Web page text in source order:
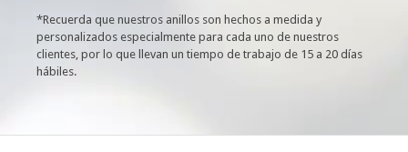
*Recuerda que nuestros anillos son hechos a medida y
personalizados especialmente para cada uno de nuestros
clientes, por lo que llevan un tiempo de trabajo de 15 a 20 días
hábiles.